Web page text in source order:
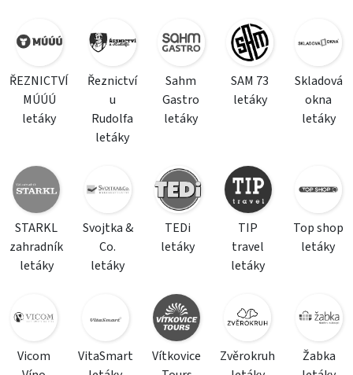
ŘEZNICTVÍ
MÚÚÚ
letáky
Řeznictví
u
Rudolfa
letáky
Sahm
Gastro
letáky
SAM 73
letáky
Skladová
okna
letáky
STARKL
zahradník
letáky
Svojtka &
Co.
letáky
TEDi
letáky
TIP
travel
letáky
Top shop
letáky
Vicom
VitaSmart
Vítkovice
Zvěrokruh
Žabka